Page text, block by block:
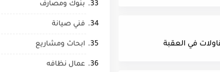
في العقبة
بنوك ومصارف
فني صيانة
ابحاث ومشاريع
عمال نظافه